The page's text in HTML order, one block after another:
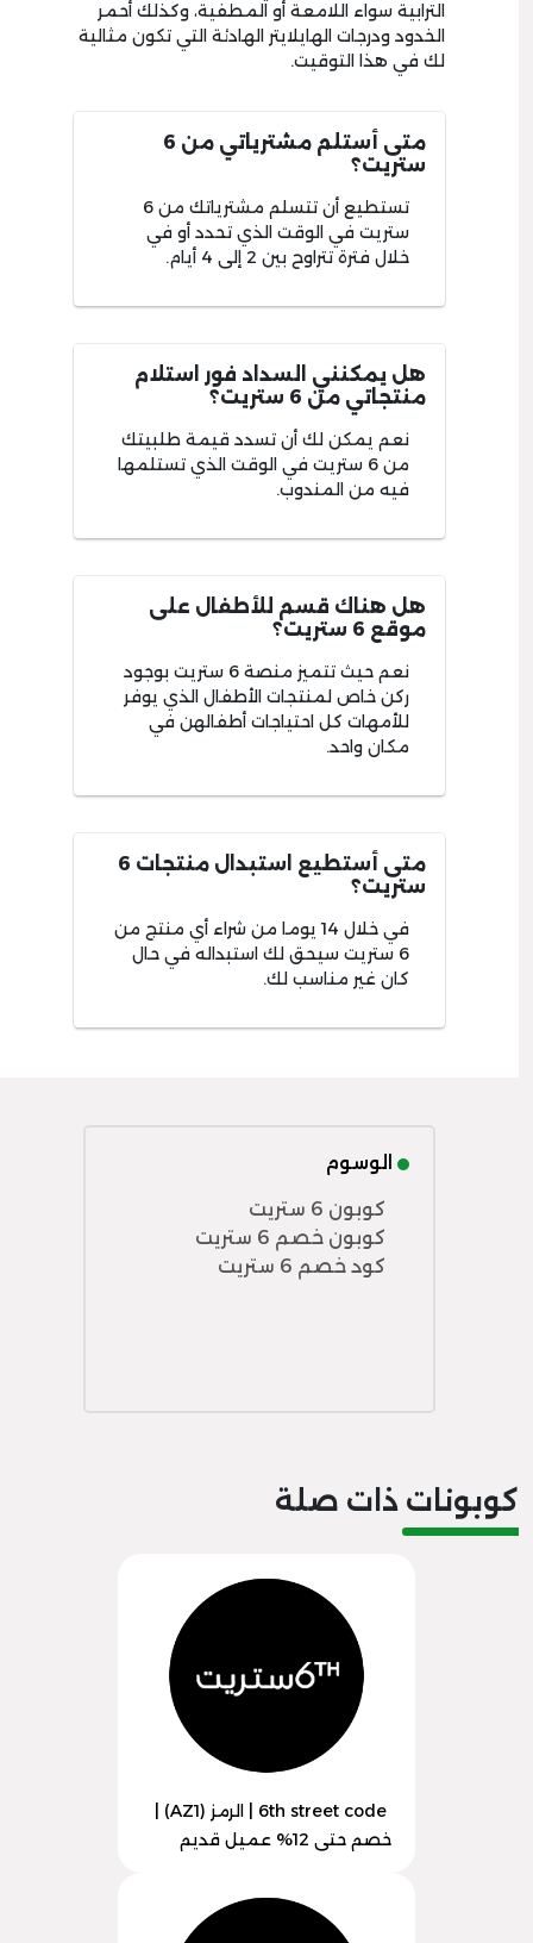
الترابية سواء اللامعة أو المطفية، وكذلك أحمر
الخدود ودرجات الهايلايتر الهادئة التي تكون مثالية
لك في هذا التوقيت.
متى أستلم مشترياتي من 6
ستريت؟
تستطيع أن تتسلم مشترياتك من 6
ستريت في الوقت الذي تحدد أو في
خلال فترة تتراوح بين 2 إلى 4 أيام.
هل يمكنني السداد فور استلام
منتجاتي من 6 ستريت؟
نعم يمكن لك أن تسدد قيمة طلبيتك
من 6 ستريت في الوقت الذي تستلمها
فيه من المندوب.
هل هناك قسم للأطفال على
موقع 6 ستريت؟
نعم حيث تتميز منصة 6 ستريت بوجود
ركن خاص لمنتجات الأطفال الذي يوفر
للأمهات كل احتياجات أطفالهن في
مكان واحد.
متى أستطيع استبدال منتجات 6
ستريت؟
في خلال 14 يوما من شراء أي منتج من
6 ستريت سيحق لك استبداله في حال
كان غير مناسب لك.
الوسوم
كوبون 6 ستريت
كوبون خصم 6 ستريت
كود خصم 6 ستريت
كوبونات ذات صلة
6th street code | الرمز (AZ1) |
خصم حتى 12% عميل قديم